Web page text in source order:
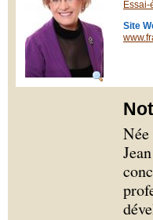
Essai-
Site